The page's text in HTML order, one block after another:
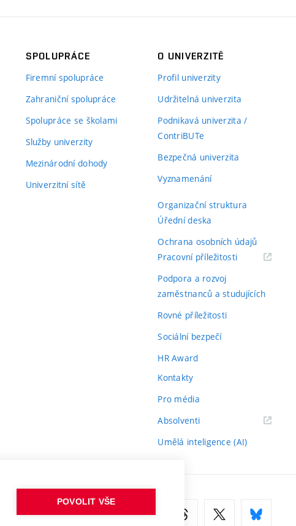
SPOLUPRÁCE
Firemní spolupráce
Zahraniční spolupráce
Spolupráce se školami
Služby univerzity
Mezinárodní dohody
Univerzitní sítě
O UNIVERZITĚ
Profil univerzity
Udržitelná univerzita
Podnikavá univerzita /
ContriBUTe
Bezpečná univerzita
Vyznamenání
Organizační struktura
Úřední deska
Ochrana osobních údajů
Pracovní příležitosti(externí
Podpora a rozvoj
zaměstnanců a studujících
Rovné příležitosti
Sociální bezpečí
HR Award
Kontakty
Pro média
Absolventi(externí
Umělá inteligence (AI)
POVOLIT VŠE